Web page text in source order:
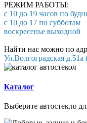
РЕЖИМ РАБОТЫ:
с 10 до 19 часов по
с 10 до 17 по субботам
воскресенье выходной
Найти нас можно по
Ул.Волгоградская д.51а
Каталог
Выберите автостекло